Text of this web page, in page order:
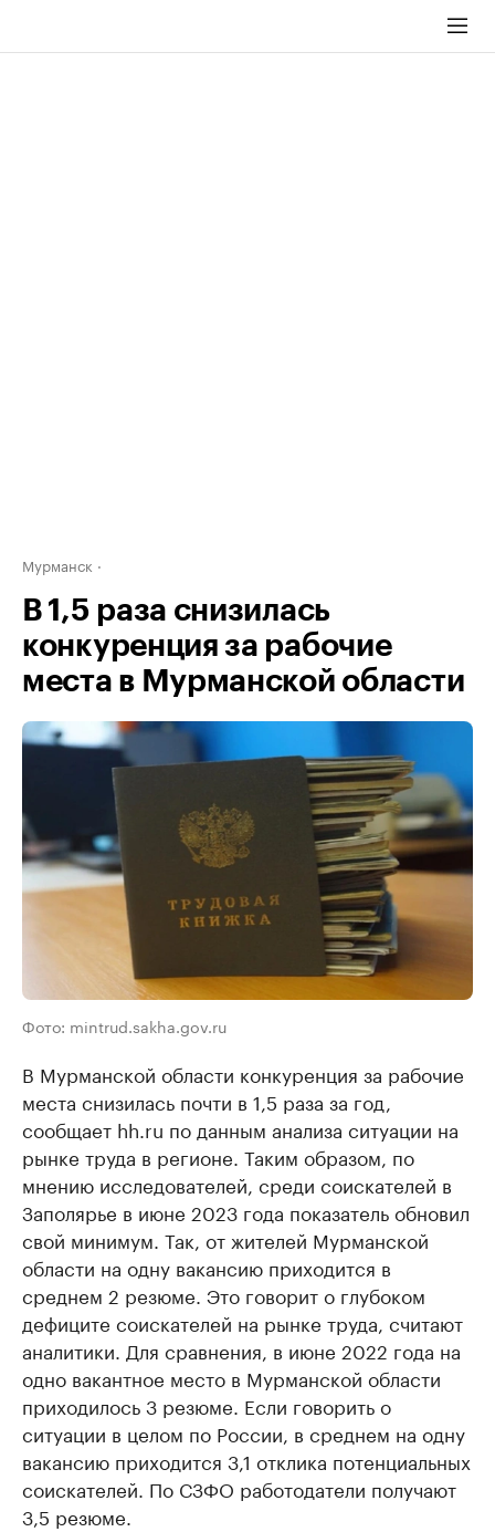
Мурманск
В 1,5 раза снизилась
конкуренция за рабочие
места в Мурманской области
Фото: mintrud.sakha.gov.ru
В Мурманской области конкуренция за рабочие
места снизилась почти в 1,5 раза за год,
сообщает hh.ru по данным анализа ситуации на
рынке труда в регионе. Таким образом, по
мнению исследователей, среди соискателей в
Заполярье в июне 2023 года показатель обновил
свой минимум. Так, от жителей Мурманской
области на одну вакансию приходится в
среднем 2 резюме. Это говорит о глубоком
дефиците соискателей на рынке труда, считают
аналитики. Для сравнения, в июне 2022 года на
одно вакантное место в Мурманской области
приходилось 3 резюме. Если говорить о
ситуации в целом по России, в среднем на одну
вакансию приходится 3,1 отклика потенциальных
соискателей. По СЗФО работодатели получают
3,5 резюме.